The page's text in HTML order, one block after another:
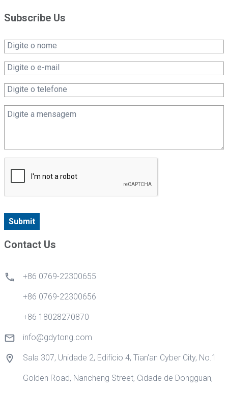
Contact Us
+86 0769-22300655
+86 0769-22300656
+86 18028270870
info@gdytong.com
Sala 307, Unidade 2, Edifício 4, Tian'an Cyber City, No.1
Golden Road, Nancheng Street, Cidade de Dongguan,
Subscribe Us
Submit